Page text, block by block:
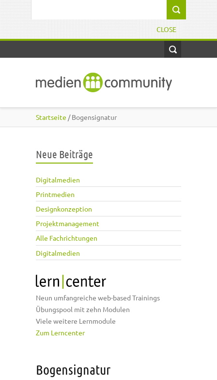
CLOSE
Startseite / Bogensignatur
Neue Beiträge
Digitalmedien
Printmedien
Designkonzeption
Projektmanagement
Alle Fachrichtungen
Digitalmedien
Neun umfangreiche web-based Trainings
Übungspool mit zehn Modulen
Viele weitere Lernmodule
Zum Lerncenter
Bogensignatur